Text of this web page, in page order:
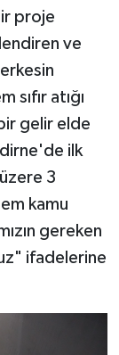
proje
ve
sıfır atığı
gelir elde
ilk
3
kamu
gereken
ifadelerine